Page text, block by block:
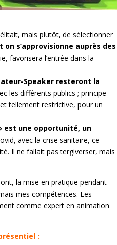
mais plutôt, de sélectionner
s’approvisionne auprès des
favorisera l’entrée dans la
Speaker resteront la
les différents publics ; principe
tellement restrictive, pour un
est une opportunité, un
avec la crise sanitaire, ce
Il ne fallait pas tergiverser, mais
la mise en pratique pendant
mes compétences. Les
comme expert en animation
: